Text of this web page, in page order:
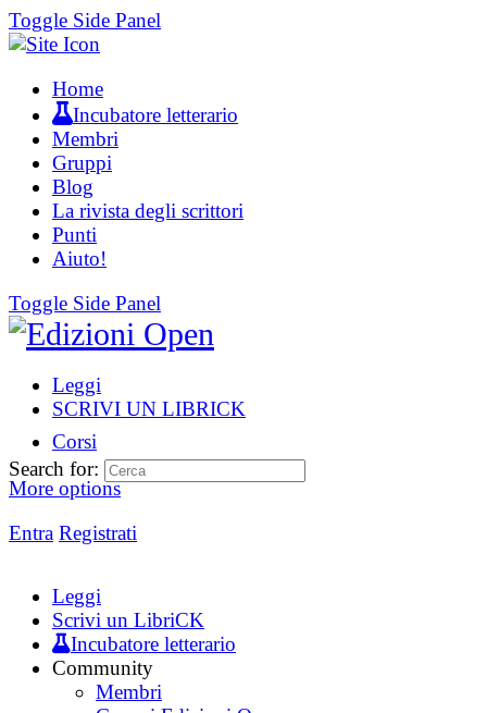
Toggle Side Panel
Home
Incubatore letterario
Membri
Gruppi
Blog
La rivista degli scrittori
Punti
Aiuto!
Toggle Side Panel
Leggi
SCRIVI UN LIBRICK
Corsi
More options
Entra Registrati
Search for:
Leggi
Scrivi un LibriCK
Incubatore letterario
Community
Membri